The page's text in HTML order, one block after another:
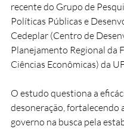
recente do Grupo de
Políticas Públicas e
Cedeplar (Centro de
Planejamento Regional da
Ciências Econômicas) da
O estudo questiona a
desoneração, fortalecendo
governo na busca pela